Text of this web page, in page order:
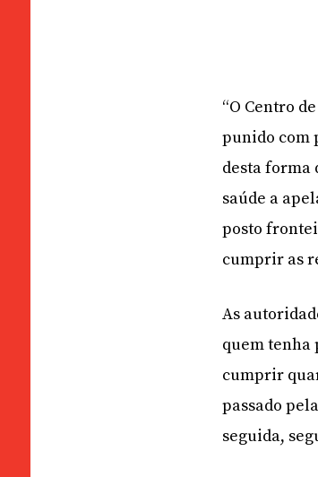
“O Centro
punido com
desta forma
saúde a
posto
cumprir as
As
quem tenha
cumprir
passado
seguida,